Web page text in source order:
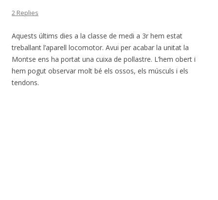
2 Replies
Aquests últims dies a la classe de medi a 3r hem estat
treballant l’aparell locomotor. Avui per acabar la unitat la
Montse ens ha portat una cuixa de pollastre. L’hem obert i
hem pogut observar molt bé els ossos, els músculs i els
tendons.